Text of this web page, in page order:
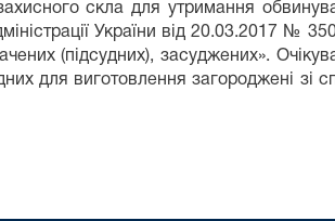
скла для утримання
України від 20.03.2017 №
(підсудних), засуджених».
для виготовлення загороджені зі